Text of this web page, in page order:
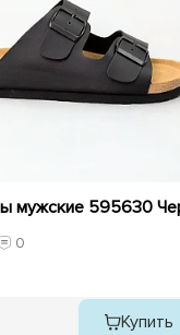
0
Купить